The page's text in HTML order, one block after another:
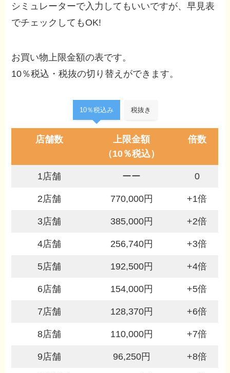
シミュレーターで入力してもいいですが、早見表
でチェックしてもOK!
お買い物上限金額の表です。
10％税込・税抜の切り替えができます。
10％税込み 税抜き
店舗数
上限金額
（10％税込）
倍数
1店舗 ーー 0
2店舗 770,000円 +1倍
3店舗 385,000円 +2倍
4店舗 256,740円 +3倍
5店舗 192,500円 +4倍
6店舗 154,000円 +5倍
7店舗 128,370円 +6倍
8店舗 110,000円 +7倍
9店舗 96,250円 +8倍